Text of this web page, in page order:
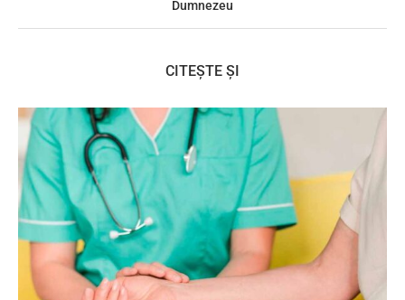
Dumnezeu
CITEȘTE ȘI